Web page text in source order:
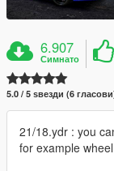
6.907
Симнато
5.0 / 5 ѕвезди (6
21/18.ydr : you
for example